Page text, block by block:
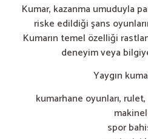
Kumar, kazanma umuduyla
riske edildiği şans
Kumarın temel özelliği
deneyim veya
Yaygın
kumarhane oyunları,
spor